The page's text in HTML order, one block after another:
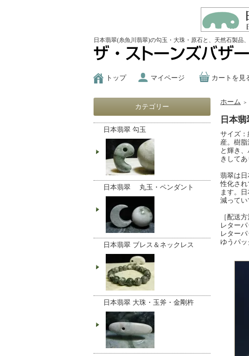
日本翡翠(糸魚川翡翠)の勾玉・大珠・原石と、天然石製品
トップ マイページ カートを見
ホーム ＞
日本
サイズ：
産。樹
と輝き
きしてあ
翡翠は
性化さ
ます。
減ってい
［配送方
レター
レター
ゆうパ
カテゴリー
日本翡翠 勾玉
日本翡翠 丸玉・ペンダント
日本翡翠 ブレス＆ネックレス
日本翡翠 大珠・玉斧・金剛杵